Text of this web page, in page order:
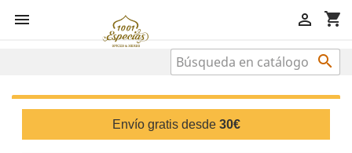
 shopping_cart


Envío gratis desde 30€